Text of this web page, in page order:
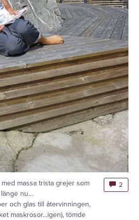
massa trista grejer som
nu...
och glas till återvinningen,
maskrosor...igen), tömde
2